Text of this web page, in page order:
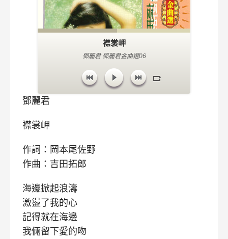
襟裳岬
鄧麗君 鄧麗君金曲選06
鄧麗君
襟裳岬
作詞：岡本尾佐野
作曲：吉田拓郎
海邊掀起浪濤
激盪了我的心
記得就在海邊
我倆留下愛的吻